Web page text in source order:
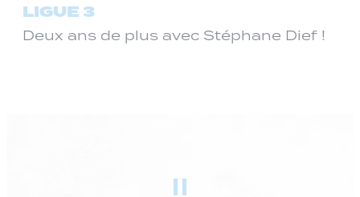
LIGUE 3
Deux ans de plus avec Stéphane Dief !